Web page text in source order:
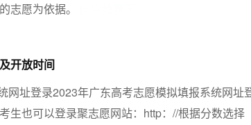
志愿为依据。
开放时间
网址登录2023年广东高考志愿模拟填报系统网址
生也可以登录聚志愿网站：http：//根据分数选择